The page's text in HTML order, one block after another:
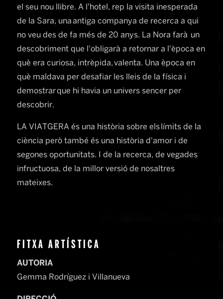
el seu nou llibre. A l'hotel, rep la visita inesperada
de la Sara, una antiga companya de recerca a qui
no veu des de fa més de 20 anys. La Nora farà un
descobriment que l'obligarà a retornar a l'època en
què era curiosa, intrèpida, valenta. Una època en
què maldava per desafiar les lleis de la física i
demostrar que hi havia un univers sencer per
descobrir.
LA VIATGERA és una història sobre els límits de la
ciència però també és una història d'amor i de
segones oportunitats. I de la recerca, de vegades
infructuosa, de la millor versió de nosaltres
mateixes.
FITXA ARTÍSTICA
AUTORIA
Gemma Rodríguez i Villanueva